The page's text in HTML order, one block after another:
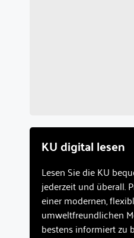
KU digital lesen
Lesen Sie die KU
jederzeit und überall.
einer modernen,
umweltfreundlichen
bestens informiert zu